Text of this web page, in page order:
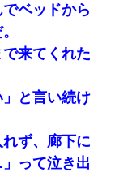
談)」息子「はい、
援助して欲し
た結果・・・
がなんかモッコ
ベッドから
で来てくれた
と言い続け
ず、廊下に
って泣き出